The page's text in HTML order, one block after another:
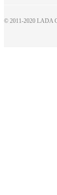
© 2011-2020 LADA